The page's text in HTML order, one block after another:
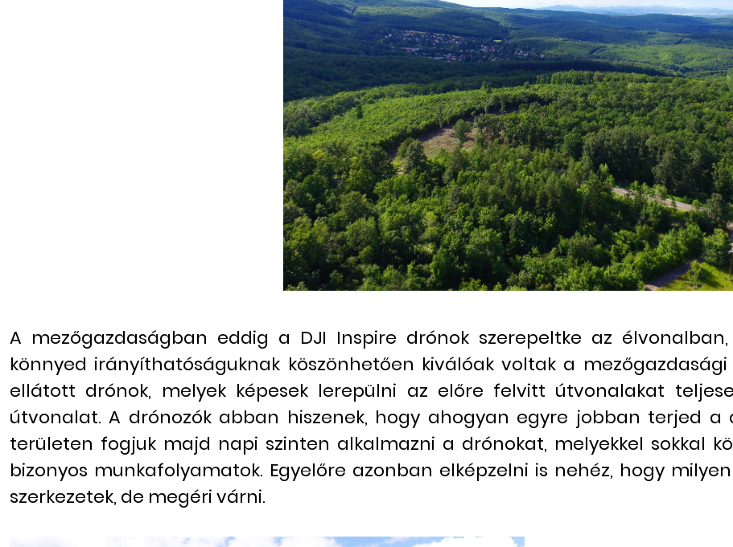
A mezőgazdaságban eddig a DJI Inspire drónok szerepeltke az
könnyed irányíthatóságuknak köszönhetően kiválóak voltak a
ellátott drónok, melyek képesek lerepülni az előre felvitt útvonalakat
útvonalat. A drónozók abban hiszenek, hogy ahogyan egyre jobban terjed a
területen fogjuk majd napi szinten alkalmazni a drónokat, melyekkel sokkal
bizonyos munkafolyamatok. Egyelőre azonban elképzelni is nehéz, hogy
szerkezetek, de megéri várni.